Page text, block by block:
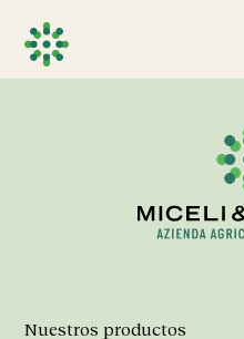
Nuestros productos